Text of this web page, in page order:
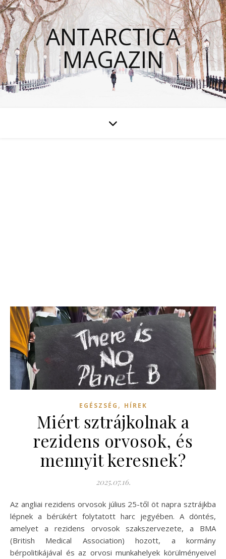
ANTARCTICA
MAGAZIN
EGÉSZSÉG , HÍREK
Miért sztrájkolnak a
rezidens orvosok, és
mennyit keresnek?
2025.07.16.
Az angliai rezidens orvosok július 25-től öt napra sztrájkba
lépnek a bérükért folytatott harc jegyében. A döntés,
amelyet a rezidens orvosok szakszervezete, a BMA
(British Medical Association) hozott, a kormány
bérpolitikájával és az orvosi munkahelyek körülményeivel